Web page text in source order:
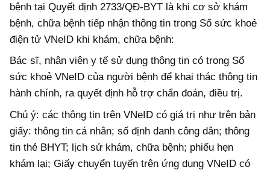
bệnh tại Quyết định 2733/QĐ-BYT là khi cơ sở khám
bệnh, chữa bệnh tiếp nhận thông tin trong Sổ sức khoẻ
điện tử VNeID khi khám, chữa bệnh:
Bác sĩ, nhân viên y tế sử dụng thông tin có trong Sổ
sức khoẻ VNeID của người bệnh để khai thác thông tin
hành chính, ra quyết định hỗ trợ chẩn đoán, điều trị.
Chú ý: các thông tin trên VNeID có giá trị như trên bản
giấy: thông tin cá nhân; số định danh công dân; thông
tin thẻ BHYT; lịch sử khám, chữa bệnh; phiếu hẹn
khám lại; Giấy chuyển tuyến trên ứng dụng VNeID có